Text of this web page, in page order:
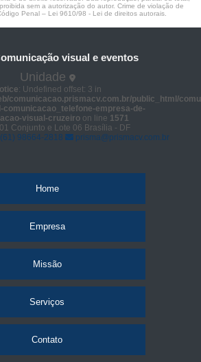
sem a autorização do autor. Crime de violação de
Penal – Lei 9610/98 - Lei de direitos autorais
visual e eventos
Unidade
: Undefined offset: 3 in
comunicacao.prismacv.com.br/public_html/
empresa-de-
visual-cruzeiroon line 1571
Conjunto e Lote 06 Brasília - DF
98664-2818 prisma@prismacv.com.br
Home
Empresa
Missão
Serviços
Contato